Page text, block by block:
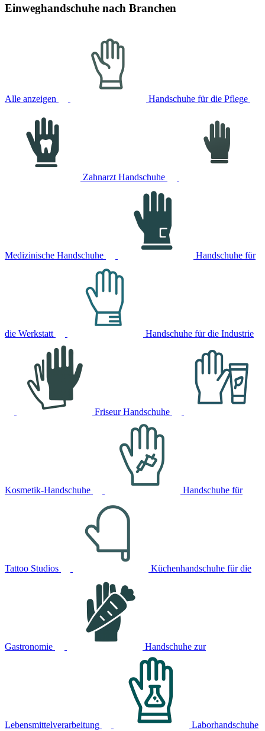
Einweghandschuhe nach Branchen
Alle anzeigen Handschuhe für die Pflege
Zahnarzt Handschuhe
Medizinische Handschuhe Handschuhe für
die Werkstatt Handschuhe für die Industrie
Friseur Handschuhe
Kosmetik-Handschuhe Handschuhe für
Tattoo Studios Küchenhandschuhe für die
Gastronomie Handschuhe zur
Lebensmittelverarbeitung Laborhandschuhe